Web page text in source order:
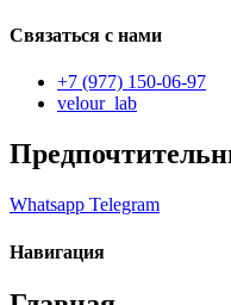
Связаться с нами
+7 (977) 150-06-97
velour_lab
Whatsapp Telegram
Навигация